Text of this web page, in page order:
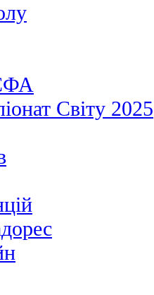
Світу 2025